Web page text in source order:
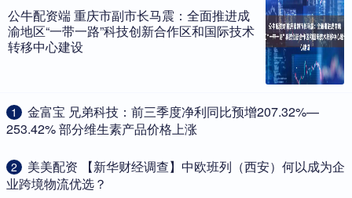
公牛配资端 重庆市副市长马震：全面推进成
渝地区“一带一路”科技创新合作区和国际技术
转移中心建设
1
​金富宝 兄弟科技：前三季度净利同比预增207.32%—
253.42% 部分维生素产品价格上涨
2
​美美配资 【新华财经调查】中欧班列（西安）何以成为企
业跨境物流优选？